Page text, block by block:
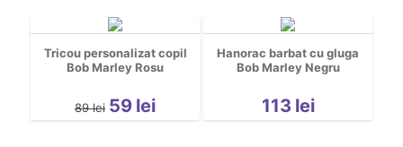
Tricou personalizat copil
Bob Marley Rosu
89 lei 59 lei
Hanorac barbat cu gluga
Bob Marley Negru
113 lei